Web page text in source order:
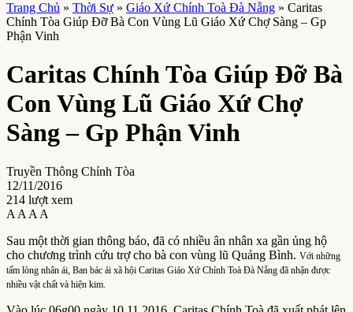
Trang Chủ » Thời Sự » Giáo Xứ Chính Toà Đà Nẵng » Caritas
Chính Tòa Giúp Đỡ Bà Con Vùng Lũ Giáo Xứ Chợ Sàng – Gp
Phận Vinh
Caritas Chính Tòa Giúp Đỡ Bà
Con Vùng Lũ Giáo Xứ Chợ
Sàng – Gp Phận Vinh
Truyền Thông Chính Tòa
12/11/2016
214 lượt xem
A A A A
Sau một thời gian thông báo, đã có nhiều ân nhân xa gần ủng hộ
cho chương trình cứu trợ cho bà con vùng lũ Quảng Bình. Với những
tấm lòng nhân ái, Ban bác ái xã hội Caritas Giáo Xứ Chính Toà Đà Nẵng đã nhận được
nhiều vật chất và hiện kim.